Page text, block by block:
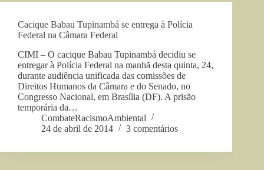
Cacique Babau Tupinambá se entrega à Polícia
Federal na Câmara Federal
CIMI – O cacique Babau Tupinambá decidiu se
entregar à Polícia Federal na manhã desta quinta, 24,
durante audiência unificada das comissões de
Direitos Humanos da Câmara e do Senado, no
Congresso Nacional, em Brasília (DF). A prisão
temporária da…
CombateRacismoAmbiental
24 de abril de 2014
3 comentários